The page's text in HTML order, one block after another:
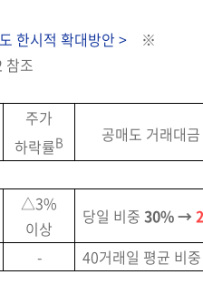
한시적 확대방안 > ※
참조
주가
하락률B 공매도 거래대
△3%
이상
당일 비중 30% →
- 40거래일 평균 비